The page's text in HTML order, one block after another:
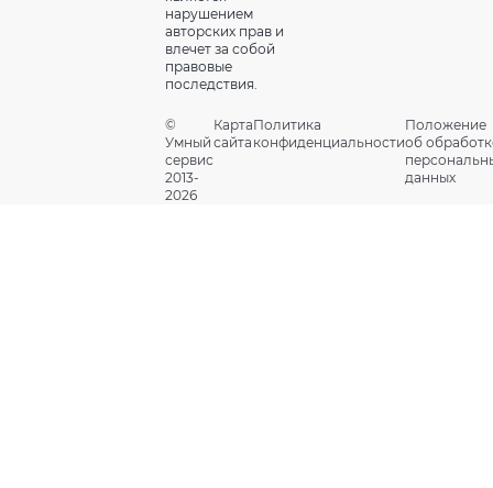
нарушением
авторских прав и
влечет за собой
правовые
последствия.
©
Умный
сервис
2013-
2026
Карта
сайта
Политика
конфиденциальности
Положение
об
данных